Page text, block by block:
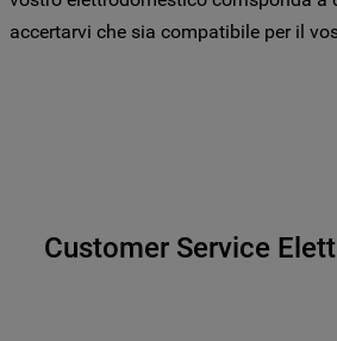
accertarvi che sia compatibile per il
Customer Service
specifico le tue preferenze.